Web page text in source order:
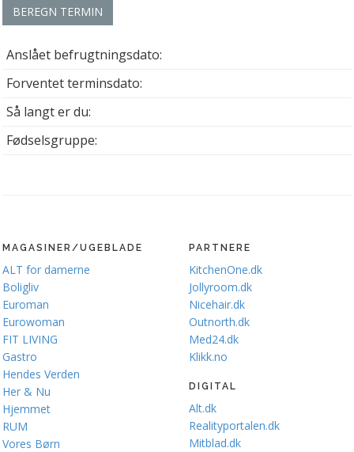
BEREGN TERMIN
Anslået befrugtningsdato:
Forventet terminsdato:
Så langt er du:
Fødselsgruppe:
MAGASINER/UGEBLADE
ALT for damerne
Boligliv
Euroman
Eurowoman
FIT LIVING
Gastro
Hendes Verden
Her & Nu
Hjemmet
RUM
Vores Børn
PARTNERE
KitchenOne.dk
Jollyroom.dk
Nicehair.dk
Outnorth.dk
Med24.dk
Klikk.no
DIGITAL
Alt.dk
Realityportalen.dk
Mitblad.dk